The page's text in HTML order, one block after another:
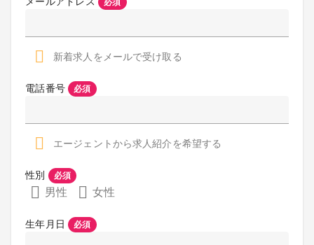
必須
新着求人をメールで受け取る
電話番号 必須
エージェントから求人紹介を希望する
性別 必須
男性 女性
生年月日 必須